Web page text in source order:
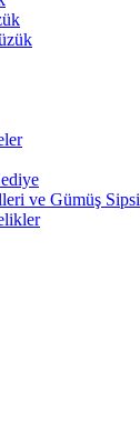
ve Gümüş Sipsi